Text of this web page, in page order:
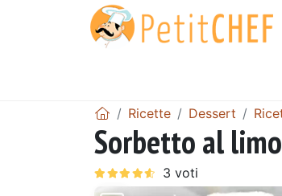
Ricette Dessert
Sorbetto al